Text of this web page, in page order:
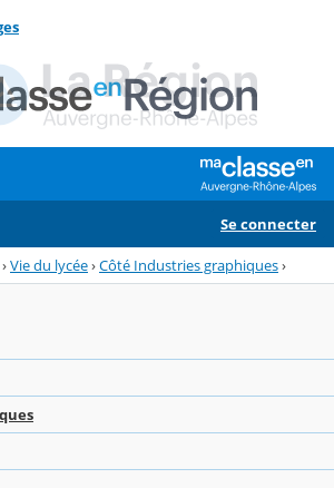
Se connecter
›Vie du lycée›Côté Industries graphiques›